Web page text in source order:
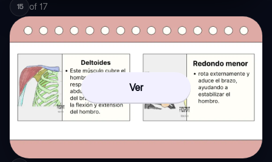
15 of 17
Ver